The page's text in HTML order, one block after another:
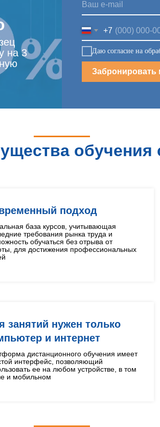
+7
Даю согласие на
Забронировать
на 3
обучения
подход
база курсов, учитывающая
требования рынка труда и
обучаться без отрыва от
для достижения профессиональных
занятий нужен только
и интернет
дистанционного обучения имеет
интерфейс, позволяющий
ее на любом устройстве, в том
и мобильном